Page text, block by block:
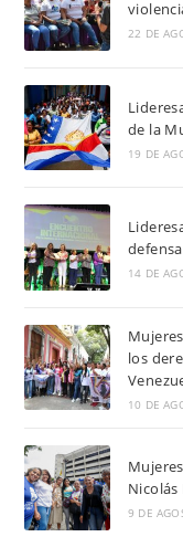
22 DE
de la
19 DE
14 DE
los
10 DE
Nicolás
9 DE